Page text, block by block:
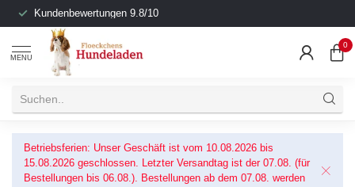
Kundenbewertungen 9.8/10
MENU
0
Betriebsferien: Unser Geschäft ist vom 10.08.2026 bis
15.08.2026 geschlossen. Letzter Versandtag ist der 07.08. (für
Bestellungen bis 06.08.). Bestellungen ab dem 07.08. werden